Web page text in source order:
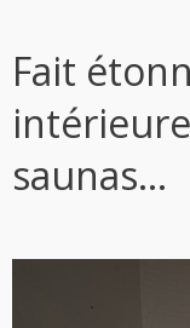
Fait
saunas…